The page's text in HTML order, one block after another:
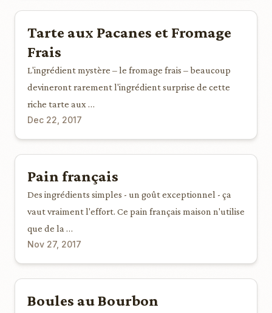
Tarte aux Pacanes et Fromage
Frais
L'ingrédient mystère – le fromage frais – beaucoup
devineront rarement l'ingrédient surprise de cette
riche tarte aux …
Dec 22, 2017
Pain français
Des ingrédients simples - un goût exceptionnel - ça
vaut vraiment l'effort. Ce pain français maison n'utilise
que de la …
Nov 27, 2017
Boules au Bourbon